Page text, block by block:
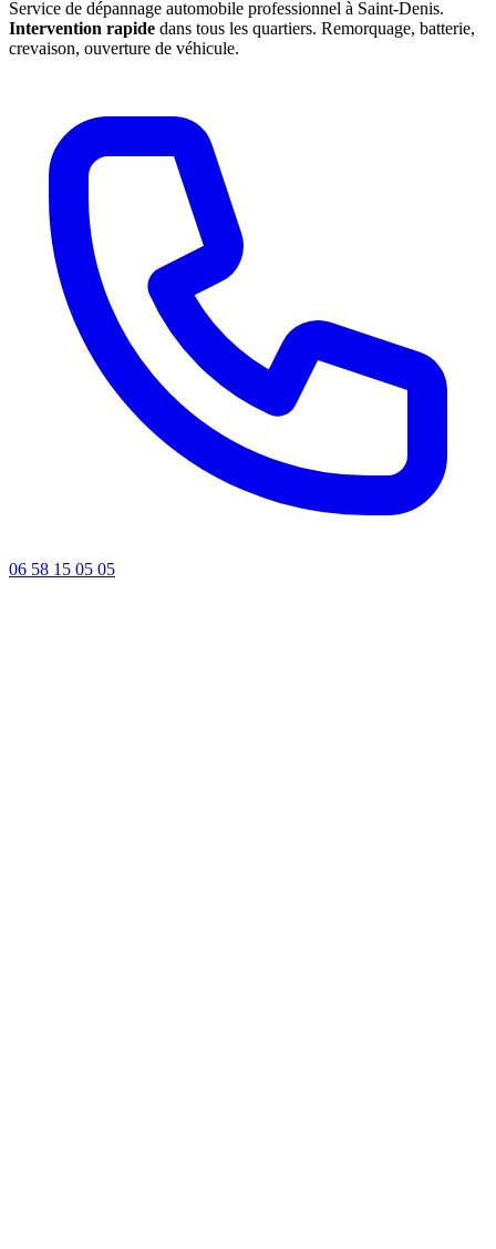
Service de dépannage automobile professionnel à Saint-Denis.
Intervention rapide dans tous les quartiers. Remorquage, batterie,
crevaison, ouverture de véhicule.
06 58 15 05 05